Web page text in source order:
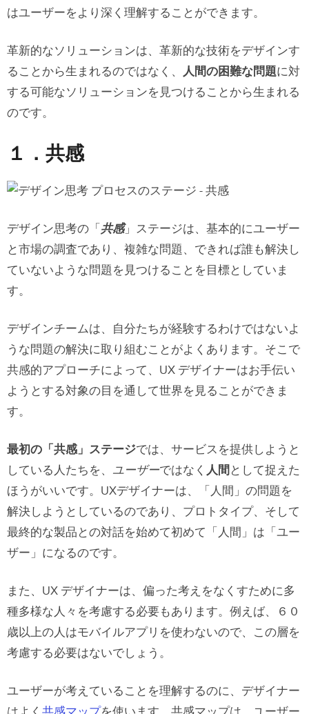
UXPinを無料でお試し
はユーザーをより深く理解することができます。
革新的なソリューションは、革新的な技術をデザインす
ることから生まれるのではなく、 人間の困難な問題に対
する可能なソリューションを見つけることから生まれる
のです。
１．共感
デザイン思考の「 共感」ステージは、基本的にユーザー
と市場の調査であり、複雑な問題、できれば誰も解決し
ていないような問題を見つけることを目標としていま
す。
デザインチームは、自分たちが経験するわけではないよ
うな問題の解決に取り組むことがよくあります。そこで
共感的アプローチによって、UX デザイナーはお手伝い
ようとする対象の目を通して世界を見ることができま
す。
最初の「共感」ステージでは、サービスを提供しようと
している人たちを、 ユーザーではなく 人間 として捉えた
ほうがいいです。UXデザイナーは、「人間」の問題を
解決しようとしているのであり、プロトタイプ、そして
最終的な製品との対話を始めて初めて「人間」は「ユー
ザー」になるのです。
また、UX デザイナーは、偏った考えをなくすために多
種多様な人々を考慮する必要もあります。例えば、６０
歳以上の人はモバイルアプリを使わないので、この層を
考慮する必要はないでしょう。
ユーザーが考えていることを理解するのに、デザイナー